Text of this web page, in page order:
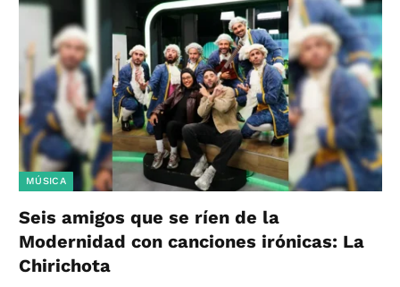
MÚSICA
Seis amigos que se ríen de la
Modernidad con canciones irónicas: La
Chirichota